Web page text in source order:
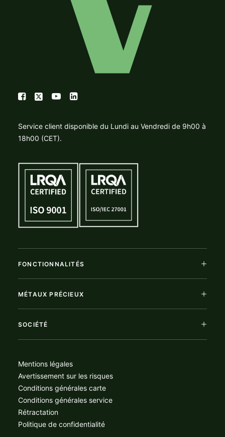
Service client disponible du Lundi au Vendredi de 9h00 à
18h00 (CET).
FONCTIONNALITÉS
MÉTAUX PRÉCIEUX
SOCIÉTÉ
Mentions légales
Avertissement sur les risques
Conditions générales carte
Conditions générales service
Rétractation
Politique de confidentialité